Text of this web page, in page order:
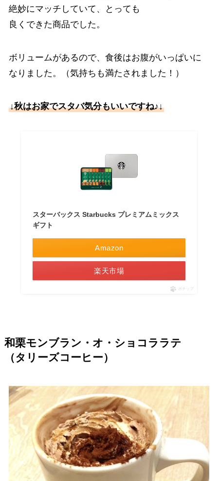
絶妙にマッチしていて、とっても
良くできた商品でした。
ボリュームがあるので、食後はお腹がいっぱいに
なりました。（気持ちも満たされました！）
↓秋はお家でスタバ気分もいいですね♪↓
スターバックス Starbucks プレミアムミックス
ギフト
Amazon
楽天市場
ポチップ
和栗モンブラン・オ・ショコララテ
（タリーズコーヒー）